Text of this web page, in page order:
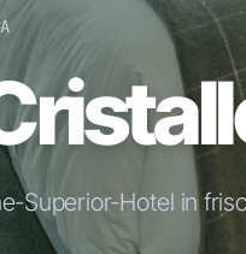
Superior-Hotel in